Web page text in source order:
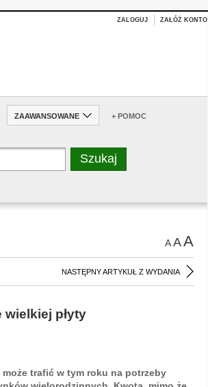
ZALOGUJ ZAŁÓŻ KONTO
ZAAWANSOWANE + POMOC
AAA
NASTĘPNY ARTYKUŁ Z WYDANIA
płyty
może trafić w tym roku na potrzeby